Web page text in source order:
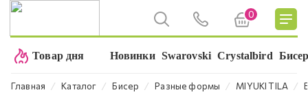
0
Товар дня Новинки Swarovski Crystalbird
Главная ⁄ Каталог ⁄ Бисер ⁄ Разные формы ⁄ MIYUKI TILA ⁄